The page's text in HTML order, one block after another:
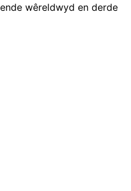
wêreldwyd en derde